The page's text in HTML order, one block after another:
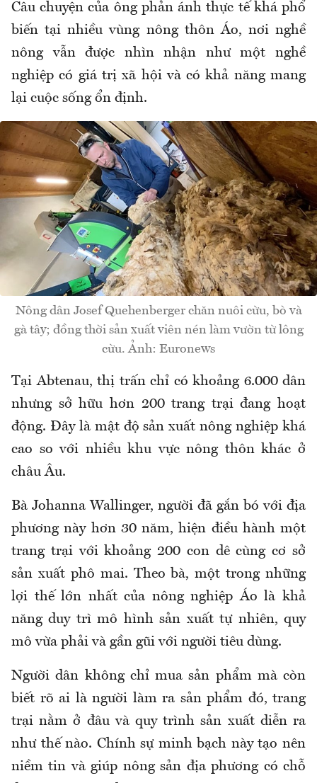
Câu chuyện của ông phản ánh thực tế khá phổ
biến tại nhiều vùng nông thôn Áo, nơi nghề
nông vẫn được nhìn nhận như một nghề
nghiệp có giá trị xã hội và có khả năng mang
lại cuộc sống ổn định.
Nông dân Josef Quehenberger chăn nuôi cừu, bò và
gà tây; đồng thời sản xuất viên nén làm vườn từ lông
cừu. Ảnh: Euronews
Tại Abtenau, thị trấn chỉ có khoảng 6.000 dân
nhưng sở hữu hơn 200 trang trại đang hoạt
động. Đây là mật độ sản xuất nông nghiệp khá
cao so với nhiều khu vực nông thôn khác ở
châu Âu.
Bà Johanna Wallinger, người đã gắn bó với địa
phương này hơn 30 năm, hiện điều hành một
trang trại với khoảng 200 con dê cùng cơ sở
sản xuất phô mai. Theo bà, một trong những
lợi thế lớn nhất của nông nghiệp Áo là khả
năng duy trì mô hình sản xuất tự nhiên, quy
mô vừa phải và gần gũi với người tiêu dùng.
Người dân không chỉ mua sản phẩm mà còn
biết rõ ai là người làm ra sản phẩm đó, trang
trại nằm ở đâu và quy trình sản xuất diễn ra
như thế nào. Chính sự minh bạch này tạo nên
niềm tin và giúp nông sản địa phương có chỗ